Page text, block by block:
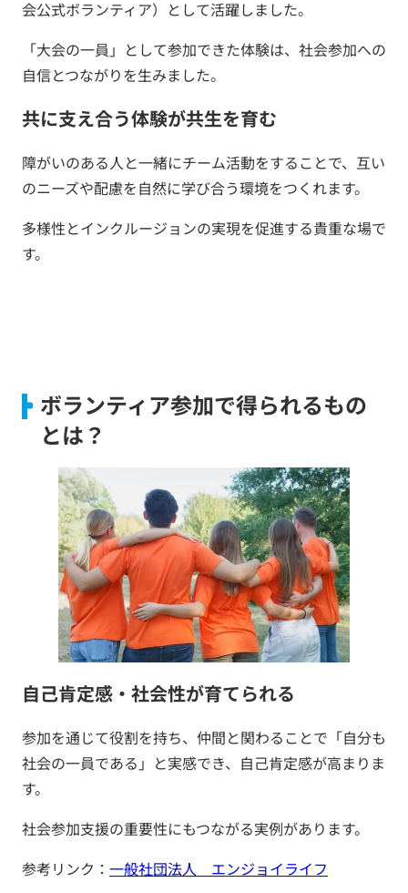
会公式ボランティア）として活躍しました。
「大会の一員」として参加できた体験は、社会参加への
自信とつながりを生みました。
共に支え合う体験が共生を育む
障がいのある人と一緒にチーム活動をすることで、互い
のニーズや配慮を自然に学び合う環境をつくれます。
多様性とインクルージョンの実現を促進する貴重な場で
す。
ボランティア参加で得られるもの
とは？
自己肯定感・社会性が育てられる
参加を通じて役割を持ち、仲間と関わることで「自分も
社会の一員である」と実感でき、自己肯定感が高まりま
す。
社会参加支援の重要性にもつながる実例があります。
参考リンク： 一般社団法人 エンジョイライフ